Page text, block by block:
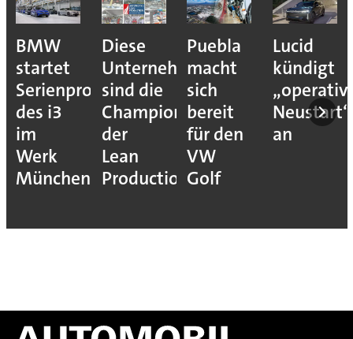
BMW
startet
Serienproduktion
des i3
im
Werk
München
Diese
Unternehmen
sind die
Champions
der
Lean
Production
Puebla
macht
sich
bereit
für den
VW
Golf
Lucid
kündigt
Neustart“
an